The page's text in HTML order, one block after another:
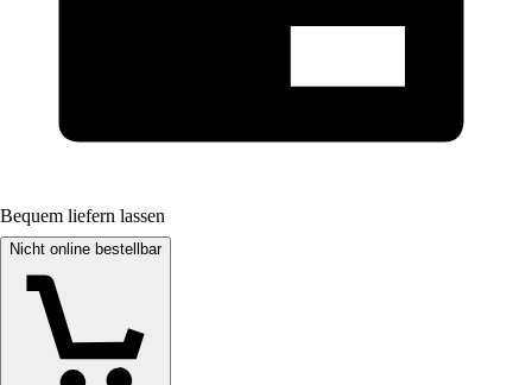
Bequem liefern lassen
Nicht online bestellbar